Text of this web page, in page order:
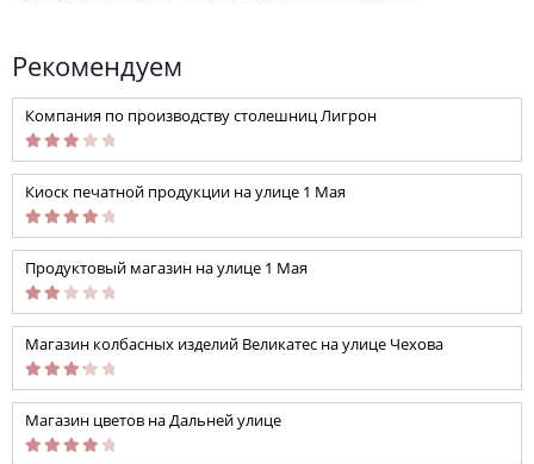
Рекомендуем
Компания по производству столешниц Лигрон
Киоск печатной продукции на улице 1 Мая
Продуктовый магазин на улице 1 Мая
Магазин колбасных изделий Великатес на улице Чехова
Магазин цветов на Дальней улице